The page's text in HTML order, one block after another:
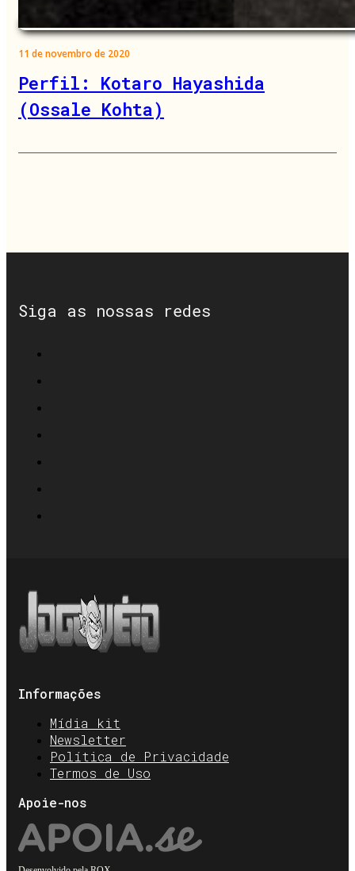
11 de novembro de 2020
Perfil: Kotaro Hayashida
(Ossale Kohta)
Siga as nossas redes
Informações
Mídia kit
Newsletter
Política de Privacidade
Termos de Uso
Apoie-nos